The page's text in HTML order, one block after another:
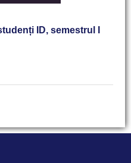
ID, semestrul I